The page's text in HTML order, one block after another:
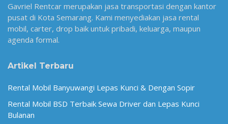
Gavriel Rentcar merupakan jasa transportasi dengan kantor
pusat di Kota Semarang. Kami menyediakan jasa rental
mobil, carter, drop baik untuk pribadi, keluarga, maupun
agenda formal.
Artikel Terbaru
Rental Mobil Banyuwangi Lepas Kunci & Dengan Sopir
Rental Mobil BSD Terbaik Sewa Driver dan Lepas Kunci
Bulanan